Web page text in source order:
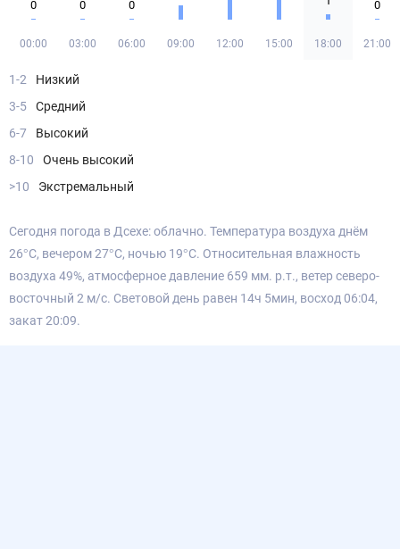
0
00:00
0
03:00
0
06:00 09:00 12:00 15:00 18:00
0
21:00
1-2
Низкий
3-5
Средний
6-7
Высокий
8-10
Очень высокий
>10
Экстремальный
Сегодня погода в Дсехе: облачно. Температура воздуха днём
26°С, вечером 27°С, ночью 19°С. Относительная влажность
воздуха 49%, атмосферное давление 659 мм. р.т., ветер северо-
восточный 2 м/с. Световой день равен 14ч 5мин, восход 06:04,
закат 20:09.